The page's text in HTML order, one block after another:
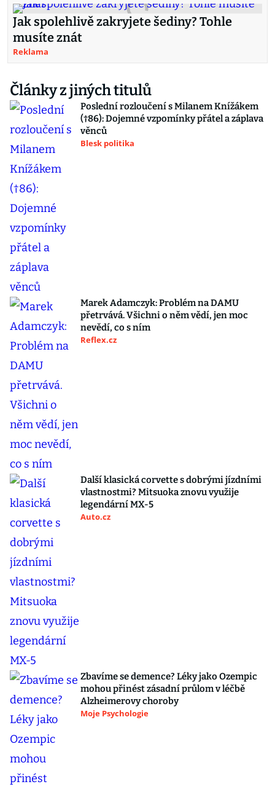
Jak spolehlivě zakryjete šediny? Tohle
musíte znát
Reklama
Články z jiných titulů
Poslední rozloučení s Milanem Knížákem
(†86): Dojemné vzpomínky přátel a záplava
věnců
Blesk politika
Marek Adamczyk: Problém na DAMU
přetrvává. Všichni o něm vědí, jen moc
nevědí, co s ním
Reflex.cz
Další klasická corvette s dobrými jízdními
vlastnostmi? Mitsuoka znovu využije
legendární MX-5
Auto.cz
Zbavíme se demence? Léky jako Ozempic
mohou přinést zásadní průlom v léčbě
Alzheimerovy choroby
Moje Psychologie